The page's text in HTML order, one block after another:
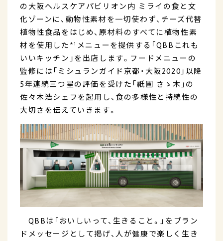
の大阪ヘルスケアパビリオン内 ミライの食と文
化ゾーンに、動物性素材を一切使わず、チーズ代替
植物性食品をはじめ、原材料のすべてに植物性素
材を使用した*¹メニューを提供する「QBBこれも
いいキッチン」を出店します。フードメニューの
監修には「ミシュランガイド京都・大阪2020」以降
5年連続三つ星の評価を受けた「祇園 さゝ木」の
佐々木浩シェフを起用し、食の多様性と持続性の
大切さを伝えていきます。
QBBは「おいしいって、生きること。」をブラン
ドメッセージとして掲げ、人が健康で楽しく生き